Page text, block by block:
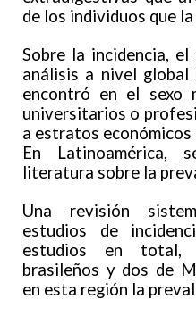
de los individuos que
Sobre la incidencia,
análisis a nivel global
encontró en el sexo
universitarios o
a estratos
En Latinoamérica,
literatura sobre la
Una revisión
estudios de
estudios en total,
brasileños y dos de
en esta región la